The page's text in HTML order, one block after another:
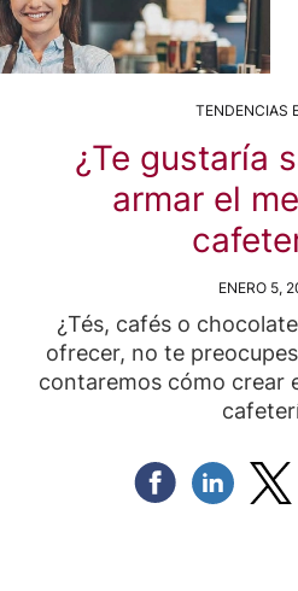
TENDENCIAS
¿Te gustaría
armar el
ENERO 5,
¿Tés, cafés o
ofrecer, no te
contaremos cómo crear
CompartirCompartir